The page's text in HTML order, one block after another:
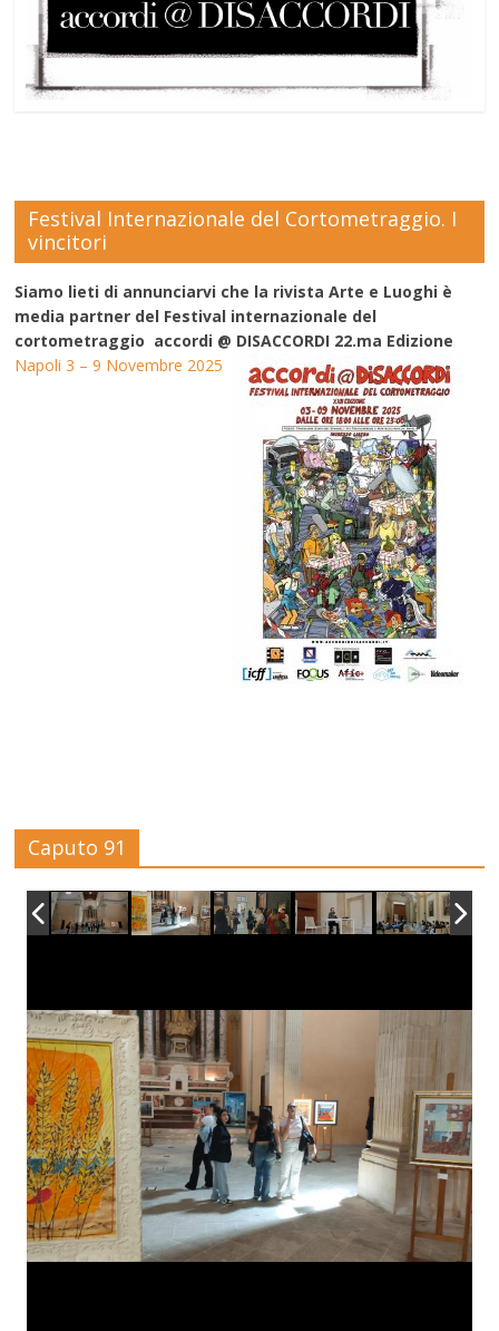
Festival Internazionale del Cortometraggio. I
vincitori
Siamo lieti di annunciarvi che la rivista Arte e Luoghi è
media partner del Festival internazionale del
cortometraggio accordi @ DISACCORDI 22.ma Edizione
Napoli 3 – 9 Novembre 2025
Caputo 91